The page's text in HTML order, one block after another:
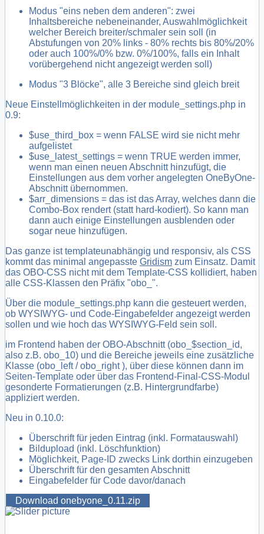
Modus "eins neben dem anderen": zwei
Inhaltsbereiche nebeneinander, Auswahlmöglichkeit
welcher Bereich breiter/schmaler sein soll (in
Abstufungen von 20% links - 80% rechts bis 80%/20%
oder auch 100%/0% bzw. 0%/100%, falls ein Inhalt
vorübergehend nicht angezeigt werden soll)
Modus "3 Blöcke", alle 3 Bereiche sind gleich breit
Neue Einstellmöglichkeiten in der module_settings.php in
0.9:
$use_third_box = wenn FALSE wird sie nicht mehr
aufgelistet
$use_latest_settings = wenn TRUE werden immer,
wenn man einen neuen Abschnitt hinzufügt, die
Einstellungen aus dem vorher angelegten OneByOne-
Abschnitt übernommen.
$arr_dimensions = das ist das Array, welches dann die
Combo-Box rendert (statt hard-kodiert). So kann man
dann auch einige Einstellungen ausblenden oder
sogar neue hinzufügen.
Das ganze ist templateunabhängig und responsiv, als CSS
kommt das minimal angepasste Gridism zum Einsatz. Damit
das OBO-CSS nicht mit dem Template-CSS kollidiert, haben
alle CSS-Klassen den Präfix "obo_".
Über die module_settings.php kann die gesteuert werden,
ob WYSIWYG- und Code-Eingabefelder angezeigt werden
sollen und wie hoch das WYSIWYG-Feld sein soll.
im Frontend haben der OBO-Abschnitt (obo_$section_id,
also z.B. obo_10) und die Bereiche jeweils eine zusätzliche
Klasse (obo_left / obo_right ), über diese können dann im
Seiten-Template oder über das Frontend-Final-CSS-Modul
gesonderte Formatierungen (z.B. Hintergrundfarbe)
appliziert werden.
Neu in 0.10.0:
Überschrift für jeden Eintrag (inkl. Formatauswahl)
Bildupload (inkl. Löschfunktion)
Möglichkeit, Page-ID zwecks Link dorthin einzugeben
Überschrift für den gesamten Abschnitt
Eingabefelder für Code davor/danach
Download onebyone_0.11.zip